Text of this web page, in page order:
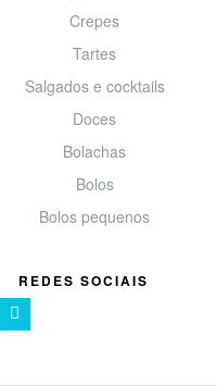
Crepes
Tartes
Salgados e cocktails
Doces
Bolachas
Bolos
Bolos pequenos
REDES SOCIAIS